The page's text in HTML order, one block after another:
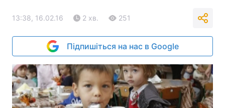
13:38, 16.02.16 2 хв. 251
Підпишіться на нас в Google